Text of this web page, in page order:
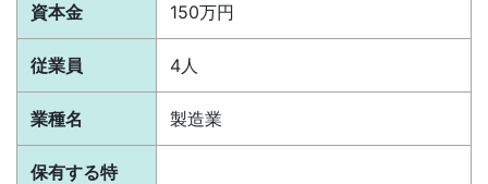
資本金 150万円
従業員 4人
業種名 製造業
保有する特